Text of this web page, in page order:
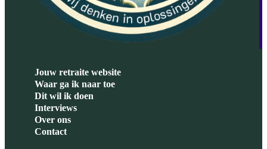
Jouw retraite website
Waar ga ik naar toe
Dit wil ik doen
Interviews
Over ons
Contact